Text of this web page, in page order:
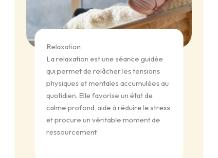
Relaxation
La relaxation est une séance guidée
qui permet de relâcher les tensions
physiques et mentales accumulées au
quotidien. Elle favorise un état de
calme profond, aide à réduire le stress
et procure un véritable moment de
ressourcement.